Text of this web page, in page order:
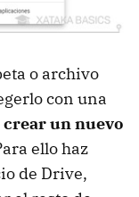
o archivo
con una
un nuevo
ello haz
de Drive,